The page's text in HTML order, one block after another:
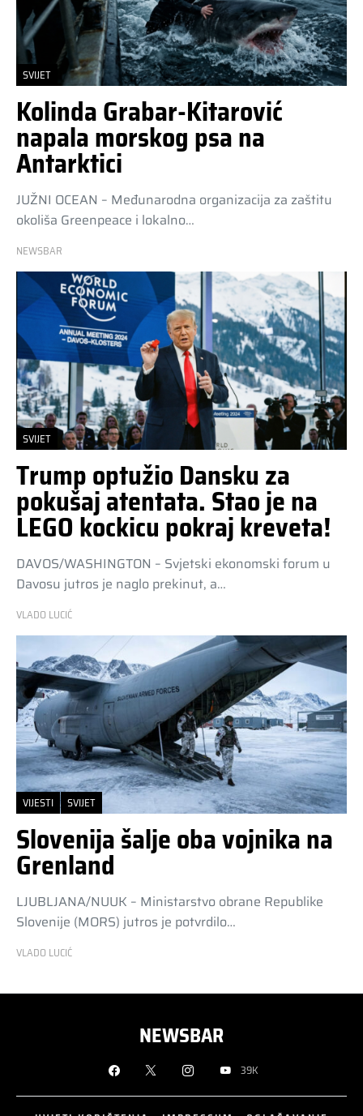
SVIJET
Kolinda Grabar-Kitarović
napala morskog psa na
Antarktici
JUŽNI OCEAN – Međunarodna organizacija za zaštitu
okoliša Greenpeace i lokalno…
NEWSBAR
SVIJET
Trump optužio Dansku za
pokušaj atentata. Stao je na
LEGO kockicu pokraj kreveta!
DAVOS/WASHINGTON – Svjetski ekonomski forum u
Davosu jutros je naglo prekinut, a…
VLADO LUCIĆ
VIJESTI SVIJET
Slovenija šalje oba vojnika na
Grenland
LJUBLJANA/NUUK – Ministarstvo obrane Republike
Slovenije (MORS) jutros je potvrdilo…
VLADO LUCIĆ
NEWSBAR
39K